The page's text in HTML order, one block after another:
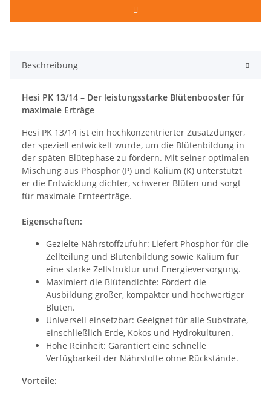
Beschreibung
Hesi PK 13/14 – Der leistungsstarke Blütenbooster für
maximale Erträge
Hesi PK 13/14 ist ein hochkonzentrierter Zusatzdünger,
der speziell entwickelt wurde, um die Blütenbildung in
der späten Blütephase zu fördern. Mit seiner optimalen
Mischung aus Phosphor (P) und Kalium (K) unterstützt
er die Entwicklung dichter, schwerer Blüten und sorgt
für maximale Ernteerträge.
Eigenschaften:
Gezielte Nährstoffzufuhr: Liefert Phosphor für die
Zellteilung und Blütenbildung sowie Kalium für
eine starke Zellstruktur und Energieversorgung.
Maximiert die Blütendichte: Fördert die
Ausbildung großer, kompakter und hochwertiger
Blüten.
Universell einsetzbar: Geeignet für alle Substrate,
einschließlich Erde, Kokos und Hydrokulturen.
Hohe Reinheit: Garantiert eine schnelle
Verfügbarkeit der Nährstoffe ohne Rückstände.
Vorteile: